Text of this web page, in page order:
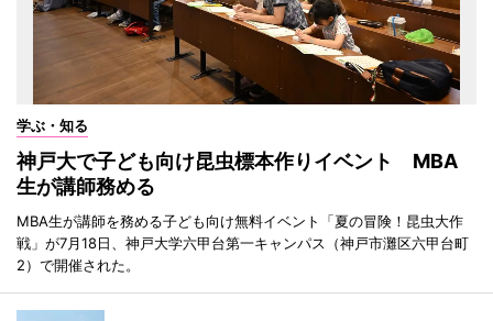
学ぶ・知る
神戸大で子ども向け昆虫標本作りイベント MBA
生が講師務める
MBA生が講師を務める子ども向け無料イベント「夏の冒険！昆虫大作
戦」が7月18日、神戸大学六甲台第一キャンパス（神戸市灘区六甲台町
2）で開催された。